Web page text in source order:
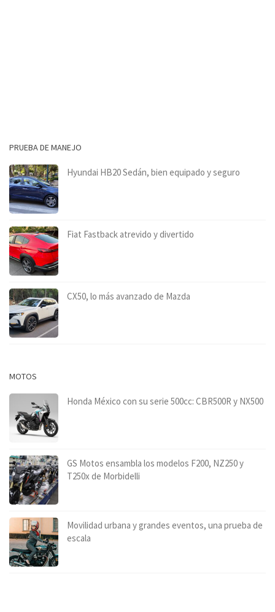
PRUEBA DE MANEJO
Hyundai HB20 Sedán, bien equipado y seguro
Fiat Fastback atrevido y divertido
CX50, lo más avanzado de Mazda
MOTOS
Honda México con su serie 500cc: CBR500R y NX500
GS Motos ensambla los modelos F200, NZ250 y
T250x de Morbidelli
Movilidad urbana y grandes eventos, una prueba de
escala